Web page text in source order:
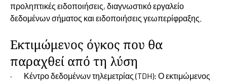
προληπτικές ειδοποιήσεις, διαγνωστικό εργαλείο
δεδομένων σήματος και ειδοποιήσεις γεωπερίφραξης.
Εκτιμώμενος όγκος που θα
παραχθεί από τη λύση
· Κέντρο δεδομένων τηλεμετρίας (TDH): Ο εκτιμώμενος